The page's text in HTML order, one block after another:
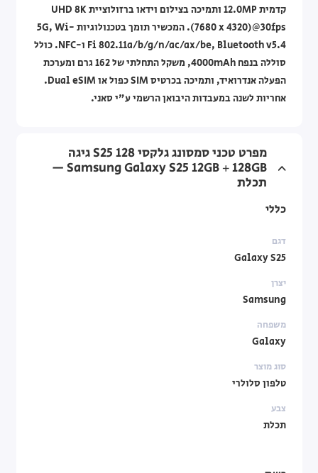
קדמית 12.0MP ותמיכה בצילום וידאו ברזולוציית UHD 8K
(7680 x 4320)@30fps. המכשיר תומך בטכנולוגיות 5G, Wi-
Fi 802.11a/b/g/n/ac/ax/be, Bluetooth v5.4 ו-NFC. כולל
סוללה בנפח 4000mAh, משקל התחלתי של 162 גרם ומערכת
הפעלה אנדרואיד, ותמיכה בכרטיס SIM כפול או Dual eSIM.
אחריות לשנה במעבדות היבואן הרשמי ע"י סאני.
מפרט טכני סמסונג גלקסי S25 128 גיגה
Samsung Galaxy S25 12GB + 128GB —
תכלת
כללי
דגם
Galaxy S25
יצרן
Samsung
משפחה
Galaxy
סוג מוצר
טלפון סלולרי
צבע
תכלת